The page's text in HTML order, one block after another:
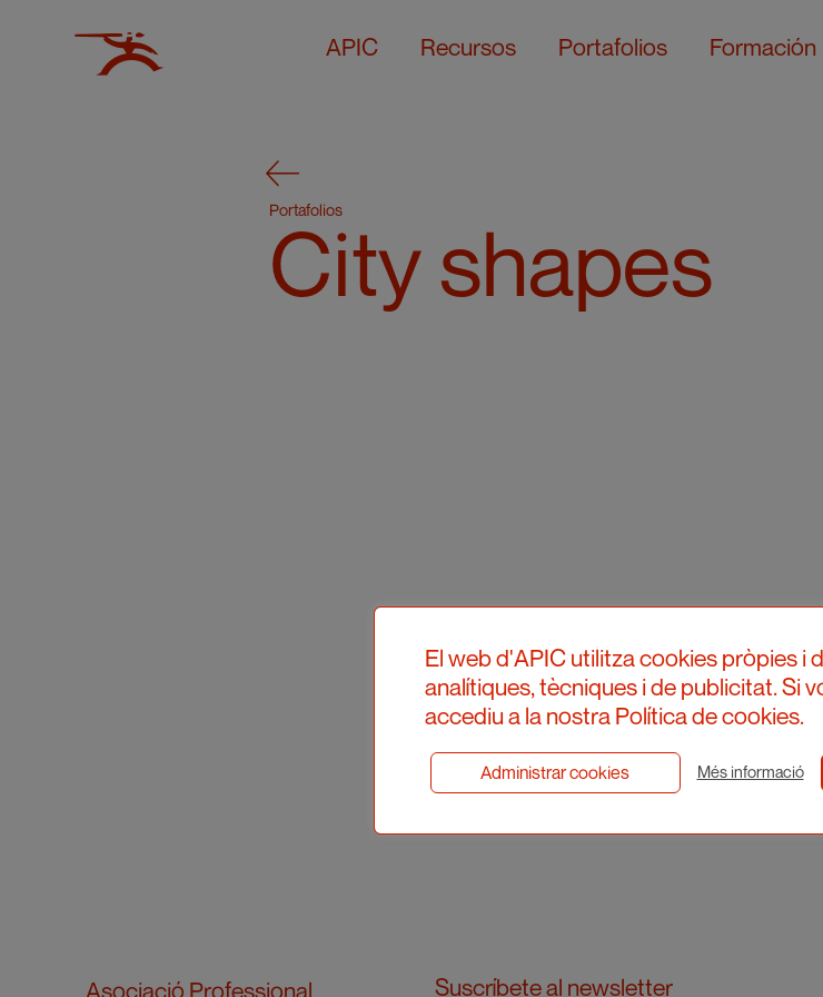
APIC Recursos Portafolios Formación
Portafolios
City shapes
Asociació Professional Suscríbete al newsletter
El web d'APIC utilitza cookies pròpies i
analítiques, tècniques i de publicitat. Si
accediu a la nostra Política de cookies.
Administrar cookies Més informació